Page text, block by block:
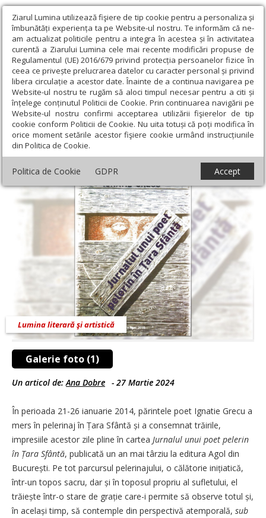
Ziarul Lumina utilizează fişiere de tip cookie pentru a personaliza și
îmbunătăți experiența ta pe Website-ul nostru. Te informăm că ne-
am actualizat politicile pentru a integra în acestea și în activitatea
curentă a Ziarului Lumina cele mai recente modificări propuse de
Regulamentul (UE) 2016/679 privind protecția persoanelor fizice în
ceea ce privește prelucrarea datelor cu caracter personal și privind
libera circulație a acestor date. Înainte de a continua navigarea pe
Website-ul nostru te rugăm să aloci timpul necesar pentru a citi și
înțelege conținutul Politicii de Cookie. Prin continuarea navigării pe
Website-ul nostru confirmi acceptarea utilizării fişierelor de tip
cookie conform Politicii de Cookie. Nu uita totuși că poți modifica în
orice moment setările acestor fişiere cookie urmând instrucțiunile
din Politica de Cookie.
Politica de Cookie GDPR Accept
Ziarul Lumina › Educaţie și Cultură › Lumina literară şi artistică ›
Însemnările unui poet pelerin în Țara Sfântă
Însemnările unui poet pelerin în Țara
Sfântă
Galerie foto (1)
Lumina literară şi artistică
Un articol de:Ana Dobre - 27 Martie 2024
În perioada 21-26 ianuarie 2014, părintele poet Ignatie Grecu a
mers în pelerinaj în Țara Sfântă și a consemnat trăirile,
impresiile acestor zile pline în cartea Jurnalul unui poet pelerin
în Țara Sfântă, publicată un an mai târziu la editura Agol din
București. Pe tot parcursul pelerinajului, o călătorie inițiatică,
într-un topos sacru, dar și în toposul propriu al sufletului, el
trăiește într-o stare de grație care-i permite să observe totul și,
în același timp, să contemple din perspectivă atemporală, sub